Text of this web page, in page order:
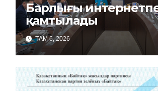
Барлығы
қамтылады
ТАМ 6, 2026